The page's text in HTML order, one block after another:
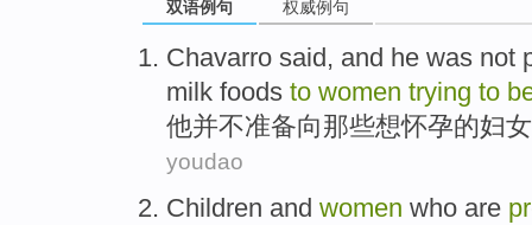
双语例句 权威例句
Chavarro said, and he was not
milk foods to women trying to
他并不准备向那些想怀孕的妇女
youdao
Children and women who are